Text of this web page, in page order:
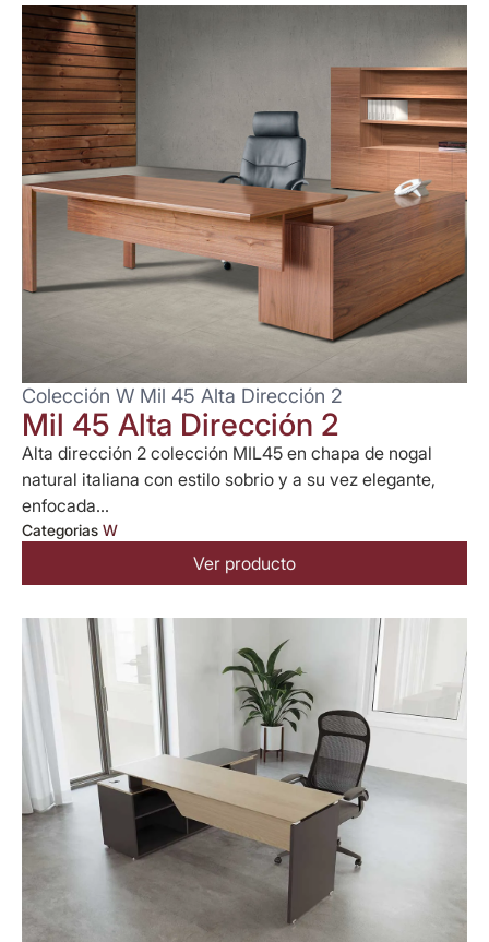
Colección W Mil 45 Alta Dirección 2
Mil 45 Alta Dirección 2
Alta dirección 2 colección MIL45 en chapa de nogal
natural italiana con estilo sobrio y a su vez elegante,
enfocada...
Categorias W
Ver producto